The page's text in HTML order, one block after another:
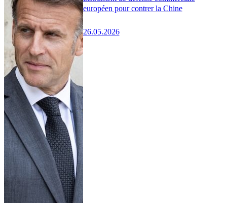
européen pour contrer la Chine
26.05.2026